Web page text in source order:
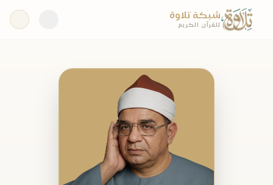
شبكة تلاوة
للقرآن الكريم